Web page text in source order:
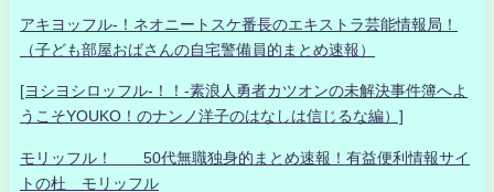
アキヨッフル-！ネオニートスケ番長のエキストラ芸能情報局！
（子ども部屋おばさんの自宅警備員的まとめ速報）
[ヨシヨシロッフル-！！-素浪人勇者カツオンの未解決事件簿へよ
うこそYOUKO！のナンノ洋子のはなしは信じるな編）]
モリッフル！ 50代無職独身的まとめ速報！有益便利情報サイ
トの杜 モリッフル